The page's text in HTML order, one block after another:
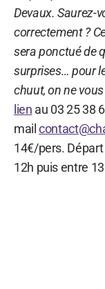
Devaux. Saurez-
correctement ?
sera ponctué de
surprises… pour
chuut, on ne
lien au 03 25 38
mail
14€/pers.
12h puis entre